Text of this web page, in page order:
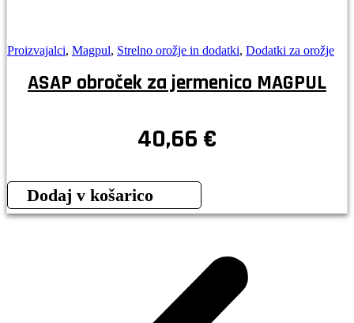
Proizvajalci, Magpul, Strelno orožje in dodatki, Dodatki za orožje
ASAP obroček za jermenico MAGPUL
40,66 €
Dodaj v košarico